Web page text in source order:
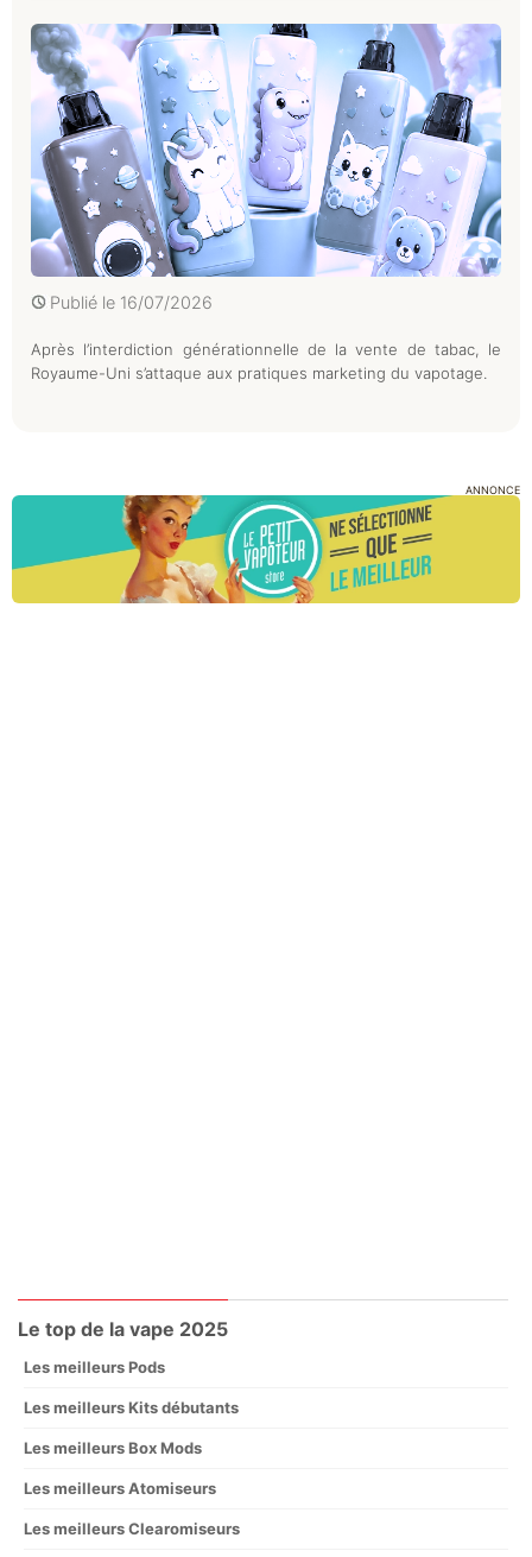
Publié le 16/07/2026
Après l’interdiction générationnelle de la vente de tabac, le
Royaume-Uni s’attaque aux pratiques marketing du vapotage.
ANNONCE
Le top de la vape 2025
Les meilleurs Pods
Les meilleurs Kits débutants
Les meilleurs Box Mods
Les meilleurs Atomiseurs
Les meilleurs Clearomiseurs